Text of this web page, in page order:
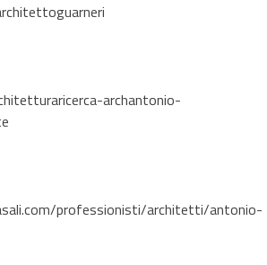
archantonio-
professionisti/architetti/antonio-